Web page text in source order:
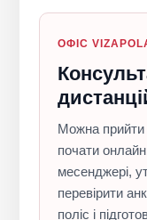
ОФІС
Можна прийти
почати
месенджері,
перевірити
поліс і